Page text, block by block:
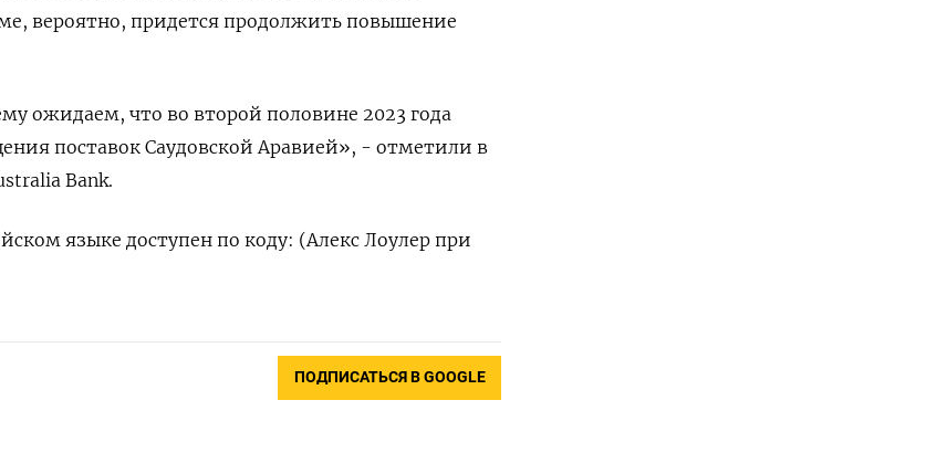
вероятно, придется продолжить повышение
ожидаем, что во второй половине 2023 года
поставок Саудовской Аравией», - отметили в
Bank.
языке доступен по коду: (Алекс Лоулер при
ПОДПИСАТЬСЯ В GOOGLE